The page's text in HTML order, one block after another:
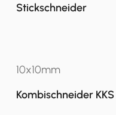
Stickschneider
10x10mm
Kombischneider KKS